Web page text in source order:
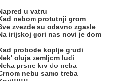
u vatru
nebom protutnji grom
zvezde su odavno zgasle
irijskoj gori nas novi je dom
probode koplje grudi
oluja zemljom ludi
prsne krv do neba
nebu samo treba